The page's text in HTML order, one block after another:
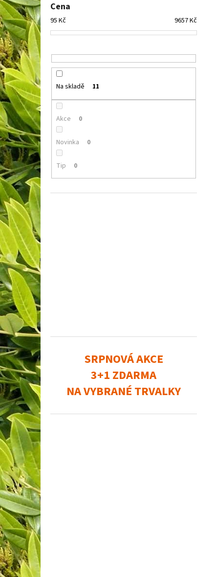
Cena
95 Kč 9657Kč
Na skladě 11
Akce 0
Novinka 0
Tip 0
SRPNOVÁ AKCE
3+1 ZDARMA
NA VYBRANÉ TRVALKY